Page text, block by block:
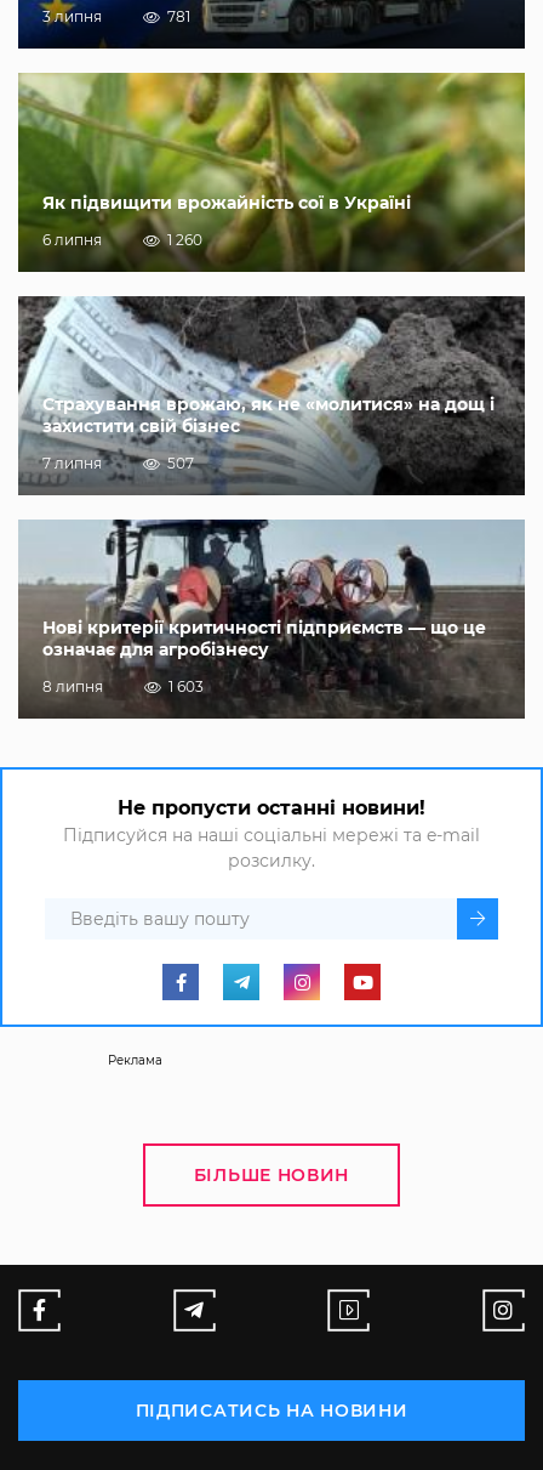
3 липня 781
Як підвищити врожайність сої в Україні
6 липня 1 260
Страхування врожаю, як не «молитися» на дощ і
захистити свій бізнес
7 липня 507
Нові критерії критичності підприємств — що це
означає для агробізнесу
8 липня 1 603
Не пропусти останні новини!
Підписуйся на наші соціальні мережі та e-mail
розсилку.
Реклама
БІЛЬШЕ НОВИН
ПІДПИСАТИСЬ НА НОВИНИ